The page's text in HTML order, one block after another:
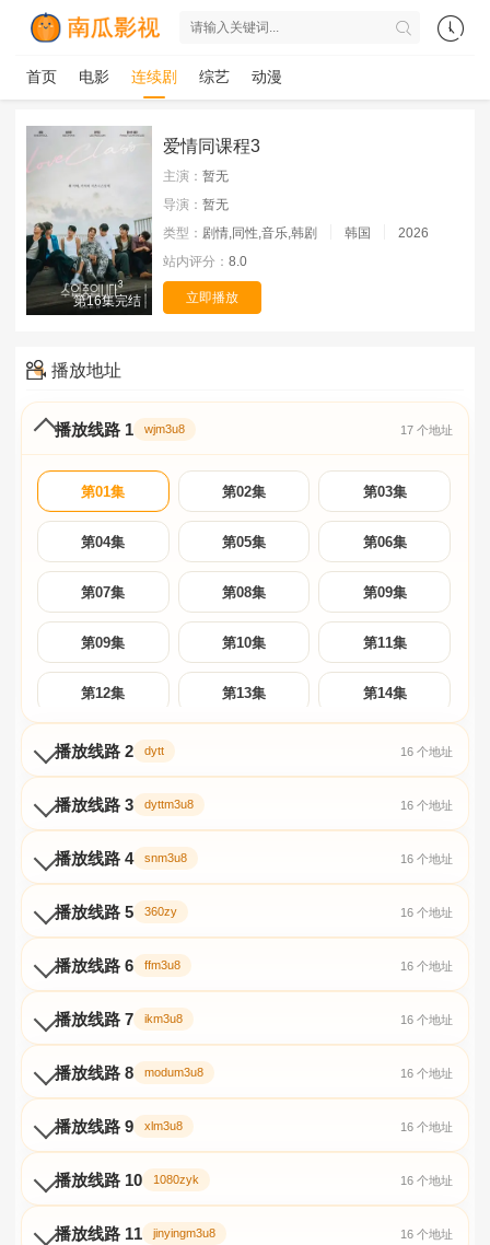
首页 电影 连续剧 综艺 动漫
第16集完结
爱情同课程3
主演： 暂无
导演： 暂无
类型： 剧情,同性,音乐,韩剧 韩国
2026
站内评分： 8.0
立即播放
播放地址
播放线路 1 wjm3u8 17 个地址
第01集 第02集 第03集
第04集 第05集 第06集
第07集 第08集 第09集
第09集 第10集 第11集
第12集 第13集 第14集
第15集
播放线路 2 dytt 16 个地址
播放线路 3 dyttm3u8 16 个地址
播放线路 4 snm3u8 16 个地址
播放线路 5 360zy 16 个地址
播放线路 6 ffm3u8 16 个地址
播放线路 7 ikm3u8 16 个地址
播放线路 8 modum3u8 16 个地址
播放线路 9 xlm3u8 16 个地址
播放线路 10 1080zyk 16 个地址
播放线路 11 jinyingm3u8 16 个地址